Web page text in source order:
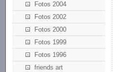
Fotos 2004
Fotos 2002
Fotos 2000
Fotos 1999
Fotos 1996
friends art